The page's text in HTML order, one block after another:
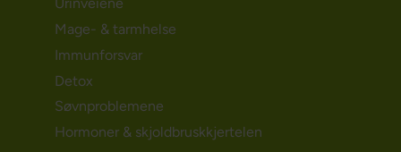
Mage- & tarmhelse
Immunforsvar
Detox
Søvnproblemene
Hormoner & skjoldbruskkjertelen